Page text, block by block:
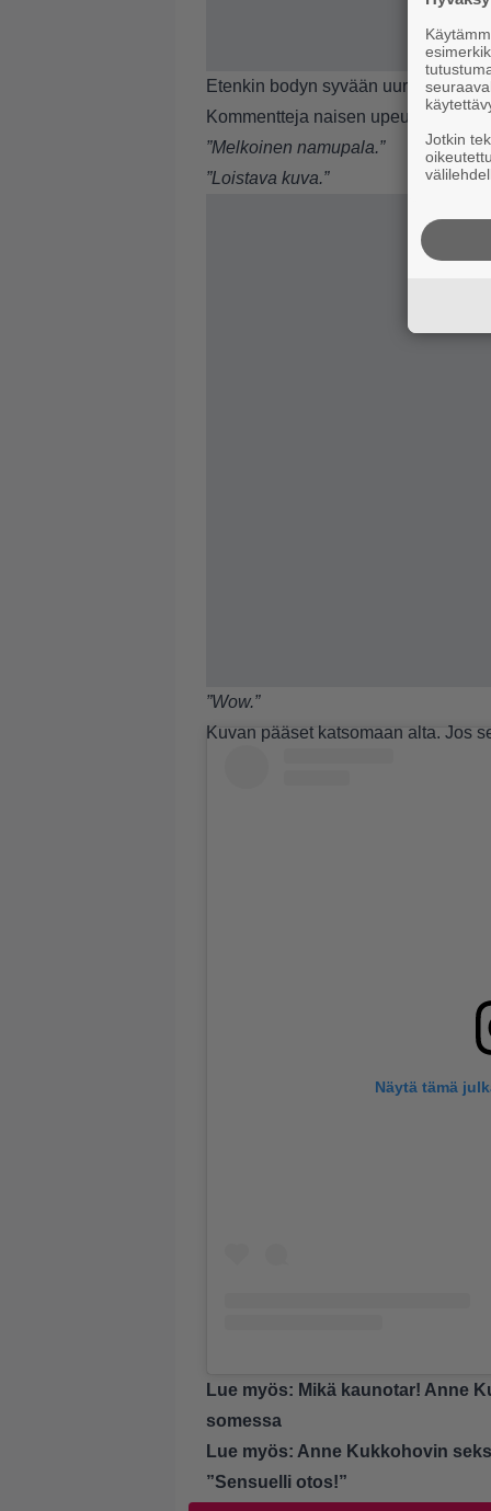
Etenkin bodyn syvään uurettu
Kommentteja naisen upeudesta
”Melkoinen namupala.”
”Loistava kuva.”
”Wow.”
Kuvan pääset katsomaan alta. Jos
Näytä tämä
Lue myös: Mikä kaunotar! Anne
somessa
Lue myös: Anne Kukkohovin
”Sensuelli otos!”
Jotkin